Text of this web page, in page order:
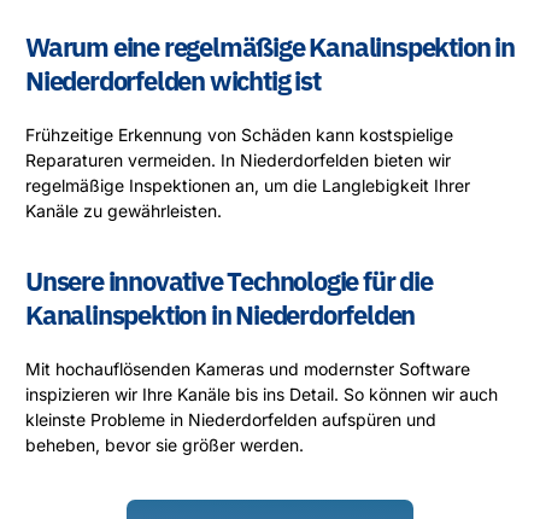
Warum eine regelmäßige Kanalinspektion in
Niederdorfelden wichtig ist
Frühzeitige Erkennung von Schäden kann kostspielige
Reparaturen vermeiden. In Niederdorfelden bieten wir
regelmäßige Inspektionen an, um die Langlebigkeit Ihrer
Kanäle zu gewährleisten.
Unsere innovative Technologie für die
Kanalinspektion in Niederdorfelden
Mit hochauflösenden Kameras und modernster Software
inspizieren wir Ihre Kanäle bis ins Detail. So können wir auch
kleinste Probleme in Niederdorfelden aufspüren und
beheben, bevor sie größer werden.